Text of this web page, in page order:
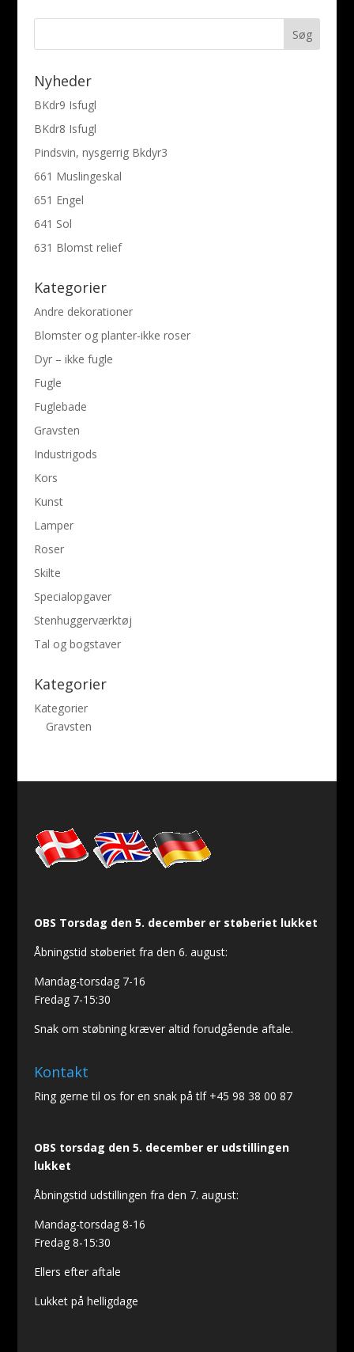
Nyheder
BKdr9 Isfugl
BKdr8 Isfugl
Pindsvin, nysgerrig Bkdyr3
661 Muslingeskal
651 Engel
641 Sol
631 Blomst relief
Kategorier
Andre dekorationer
Blomster og planter-ikke roser
Dyr – ikke fugle
Fugle
Fuglebade
Gravsten
Industrigods
Kors
Kunst
Lamper
Roser
Skilte
Specialopgaver
Stenhuggerværktøj
Tal og bogstaver
Kategorier
Kategorier
Gravsten
OBS Torsdag den 5. december er støberiet lukket
Åbningstid støberiet fra den 6. august:
Mandag-torsdag 7-16
Fredag 7-15:30
Snak om støbning kræver altid forudgående aftale.
Kontakt
Ring gerne til os for en snak på tlf +45 98 38 00 87
OBS torsdag den 5. december er udstillingen
lukket
Åbningstid udstillingen fra den 7. august:
Mandag-torsdag 8-16
Fredag 8-15:30
Ellers efter aftale
Lukket på helligdage